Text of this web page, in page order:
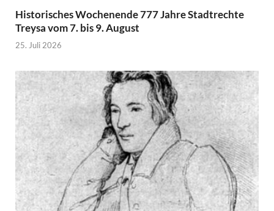
Historisches Wochenende 777 Jahre Stadtrechte
Treysa vom 7. bis 9. August
25. Juli 2026